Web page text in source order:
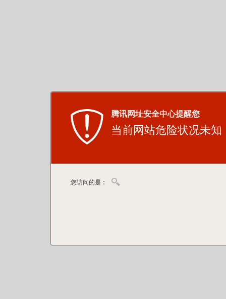
腾讯网址安全中心提醒您
当前网站危险状况未知
您访问的是：